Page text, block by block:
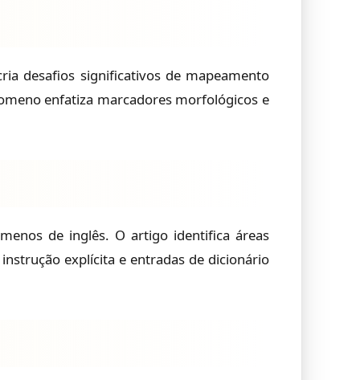
desafios significativos de mapeamento
enfatiza marcadores morfológicos e
de inglês. O artigo identifica áreas
explícita e entradas de dicionário